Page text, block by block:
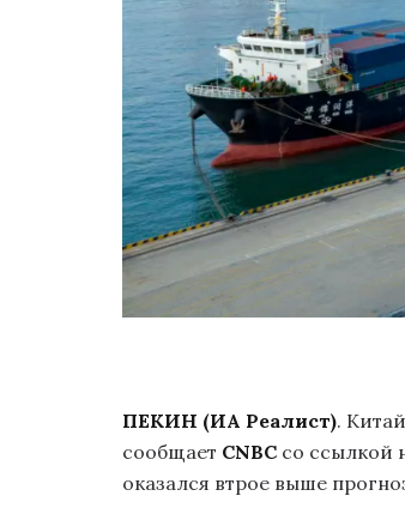
ПЕКИН (ИА Реалист).
сообщает CNBC со ссылкой
оказался втрое выше